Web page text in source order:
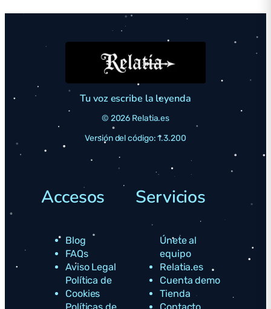
Tu voz escribe la leyenda
© 2026 Relatia.es
Versión del código: 1.3.200
Accesos
Blog
FAQs
Aviso Legal
Política de
Cookies
Servicios
Únete al
equipo
Relatia.es
Cuenta demo
Tienda